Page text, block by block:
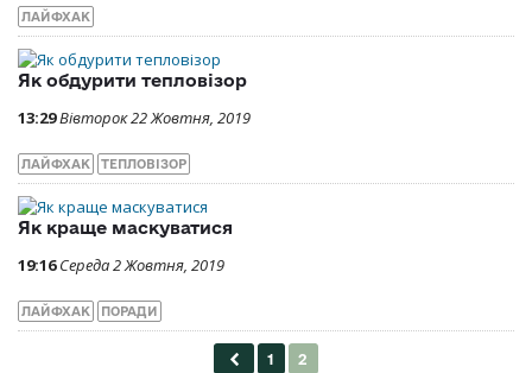
ЛАЙФХАК
Як обдурити тепловізор
13:29Вівторок 22 Жовтня, 2019
ЛАЙФХАК ТЕПЛОВІЗОР
Як краще маскуватися
19:16 Середа 2 Жовтня, 2019
ЛАЙФХАК ПОРАДИ